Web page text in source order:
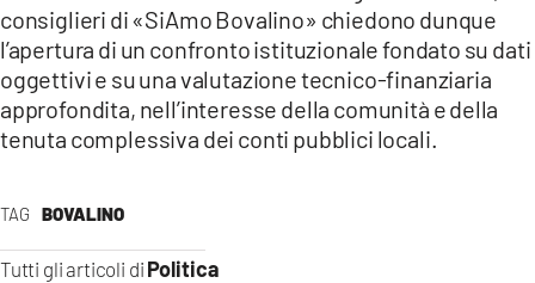
TAG BOVALINO
Tutti gli articoli di Politica
consiglieri di «SiAmo Bovalino» chiedono dunque
l’apertura di un confronto istituzionale fondato su dati
oggettivi e su una valutazione tecnico-finanziaria
approfondita, nell’interesse della comunità e della
tenuta complessiva dei conti pubblici locali.